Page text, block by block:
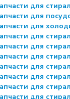
для
для
для
для
для
для
для
для
для
для